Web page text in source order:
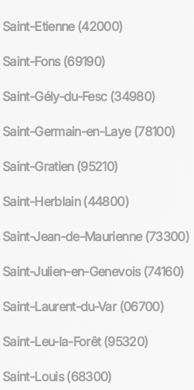
Saint-Etienne (42000)
Saint-Fons (69190)
Saint-Gély-du-Fesc (34980)
Saint-Germain-en-Laye (78100)
Saint-Gratien (95210)
Saint-Herblain (44800)
Saint-Jean-de-Maurienne (73300)
Saint-Julien-en-Genevois (74160)
Saint-Laurent-du-Var (06700)
Saint-Leu-la-Forêt (95320)
Saint-Louis (68300)